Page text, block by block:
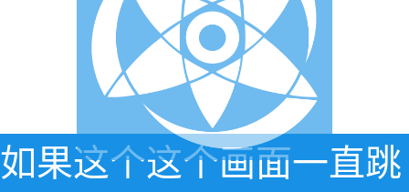
如果这个这个画面一直跳